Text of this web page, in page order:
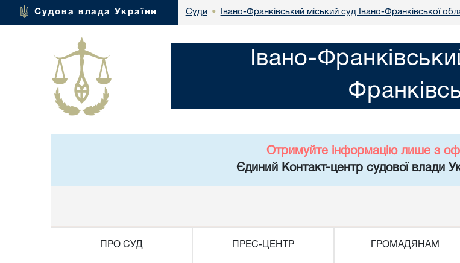
Судова влада України Суди • Івано-Франківський міський суд Івано-Франківської
Івано-
Отримуйте інформацію лише з
Єдиний Контакт-центр судової влади
ПРО СУД ПРЕС-ЦЕНТР ГРОМАДЯНАМ